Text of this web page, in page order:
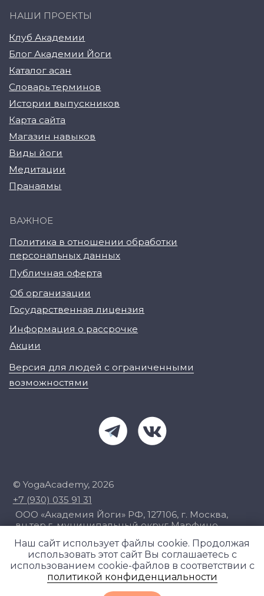
Наш сайт использует файлы cookie. Продолжая
использовать этот сайт Вы соглашаетесь с
использованием cookie-файлов в соответствии с
политикой конфиденциальности